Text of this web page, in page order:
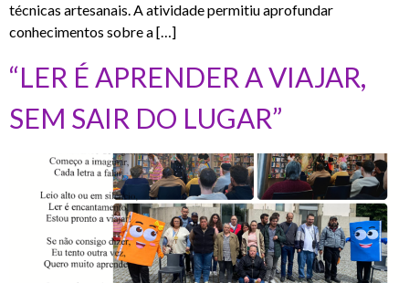
técnicas artesanais. A atividade permitiu aprofundar
conhecimentos sobre a […]
“LER É APRENDER A VIAJAR,
SEM SAIR DO LUGAR”